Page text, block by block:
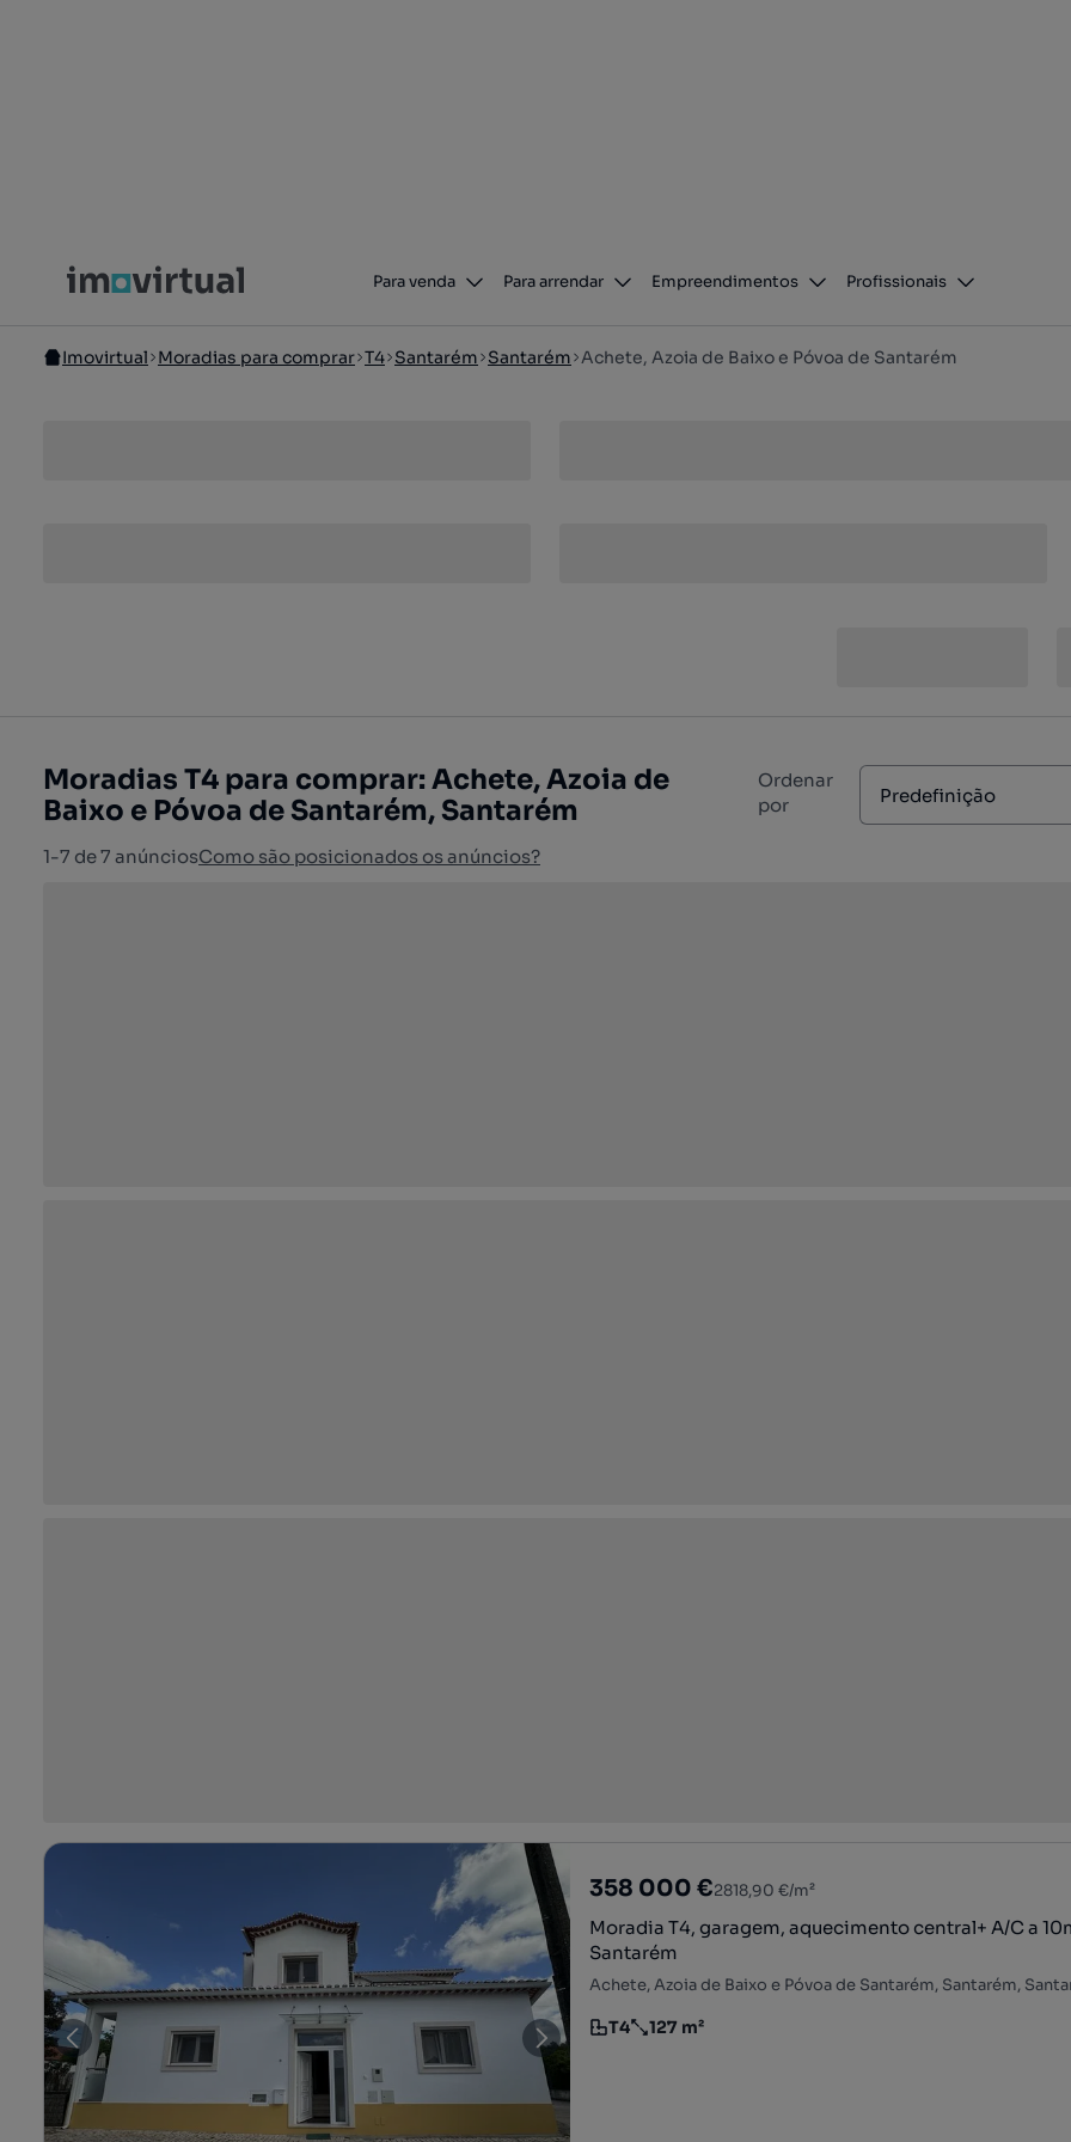
Para venda Para arrendar Empreendimentos Profissionais
Imovirtual Moradias para comprar T4 Santarém Santarém Achete, Azoia de Baixo e Póvoa de Santarém
Moradias T4 para comprar: Achete, Azoia de
Baixo e Póvoa de Santarém, Santarém
1-7 de 7 anúnciosComo são posicionados os anúncios?
Ordenar
por
Predefinição
358 000 €2818,90 €/m²
Moradia T4, garagem, aquecimento central+ A/C a
Santarém
Achete, Azoia de Baixo e Póvoa de Santarém, Santarém,
Tipologia
T4
Preço por metro quadrado
127 m²